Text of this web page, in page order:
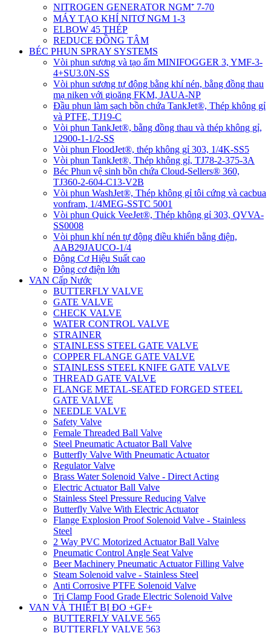
NITROGEN GENERATOR NGM⁺ 7-70
MÁY TẠO KHÍ NITƠ NGM 1-3
ELBOW 45 THÉP
REDUCE ĐỒNG TÂM
BÉC PHUN SPRAY SYSTEMS
Vòi phun sương và tạo ẩm MINIFOGGER 3, YMF-3-
4+SU3.0N-SS
Vòi phun sương tự động bằng khí nén, bằng đồng thau
mạ niken với gioăng FKM, JAUA-NP
Đầu phun làm sạch bồn chứa TankJet®, Thép không gỉ
và PTFE, TJ19-C
Vòi phun TankJet®, bằng đồng thau và thép không gỉ,
12900-1-1/2-SS
Vòi phun FloodJet®, thép không gỉ 303, 1/4K-SS5
Vòi phun TankJet®, Thép không gỉ, TJ78-2-375-3A
Béc Phun vệ sinh bồn chứa Cloud-Sellers® 360,
TJ360-2-604-C13-V2B
Vòi phun WashJet®, Thép không gỉ tôi cứng và cacbua
vonfram, 1/4MEG-SSTC 5001
Vòi phun Quick VeeJet®, Thép không gỉ 303, QVVA-
SS0008
Vòi phun khí nén tự động điều khiển bằng điện,
AAB29JAUCO-1/4
Động Cơ Hiệu Suất cao
Động cơ điện lớn
VAN Cấp Nước
BUTTERFLY VALVE
GATE VALVE
CHECK VALVE
WATER CONTROL VALVE
STRAINER
STAINLESS STEEL GATE VALVE
COPPER FLANGE GATE VALVE
STAINLESS STEEL KNIFE GATE VALVE
THREAD GATE VALVE
FLANGE METAL-SEATED FORGED STEEL
GATE VALVE
NEEDLE VALVE
Safety Valve
Female Threaded Ball Valve
Steel Pneumatic Actuator Ball Valve
Butterfly Valve With Pneumatic Actuator
Regulator Valve
Brass Water Solenoid Valve - Direct Acting
Electric Actuator Ball Valve
Stainless Steel Pressure Reducing Valve
Butterfly Valve With Electric Actuator
Flange Explosion Proof Solenoid Valve - Stainless
Steel
2 Way PVC Motorized Actuator Ball Valve
Pneumatic Control Angle Seat Valve
Beer Machinery Pneumatic Actuator Filling Valve
Steam Solenoid valve - Stainless Steel
Anti Corrosive PTFE Solenoid Valve
Tri Clamp Food Grade Electric Solenoid Valve
VAN VÀ THIẾT BỊ ĐO +GF+
BUTTERFLY VALVE 565
BUTTERFLY VALVE 563